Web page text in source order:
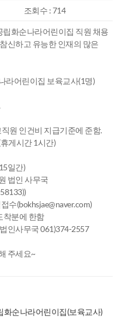
조회수 : 714
화순나라어린이집 직원 채용
신하고 유능한 인재의 많은
라어린이집 보육교사(1명)
원 인건비 지급기준에 준함.
게시간 1시간)
일간)
법인 사무국
수(bokhsjae@naver.com)
착분에 한함
인사무국 061)374-2557
주세요~
화순나라어린이집(보육교사)